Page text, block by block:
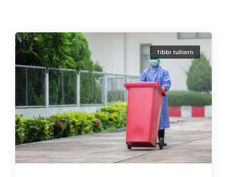
Tibbi tullantı